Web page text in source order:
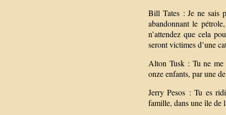
Bill Tates : Je ne sais
abandonnant le
n’attendez que cela
seront victimes d’une
Alton Tusk : Tu ne me
onze enfants, par une
Jerry Pesos : Tu es
famille, dans une île de